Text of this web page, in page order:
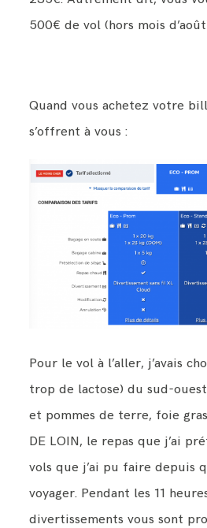
500€ de vol (hors mois
Quand vous achetez votre
s’offrent à vous :
Pour le vol à l’aller, j’avais
trop de lactose) du sud-
et pommes de terre, foie
DE LOIN, le repas que j’ai
vols que j’ai pu faire depuis
voyager. Pendant les 11
divertissements vous sont